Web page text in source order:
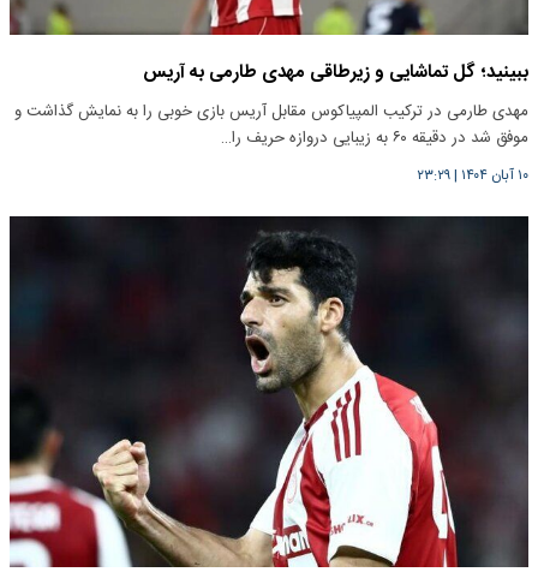
ببینید؛ گل تماشایی و زیرطاقی مهدی طارمی به آریس
مهدی طارمی در ترکیب المپیاکوس مقابل آریس بازی خوبی را به نمایش گذاشت و
موفق شد در دقیقه ۶۰ به زیبایی دروازه حریف را…
۱۰ آبان ۱۴۰۴ |۲۳:۲۹